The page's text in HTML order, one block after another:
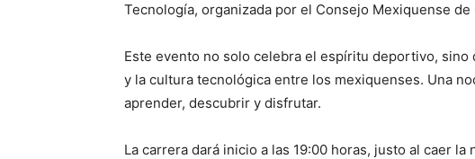
Tecnología, organizada por el Consejo Mexiquense de
Este evento no solo celebra el espíritu deportivo,
y la cultura tecnológica entre los mexiquenses. Una
aprender, descubrir y disfrutar.
La carrera dará inicio a las 19:00 horas, justo al caer